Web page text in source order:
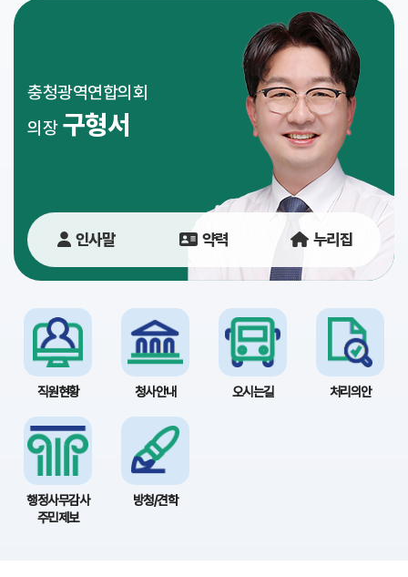
송
참
이
용
안
내
충청광역연합의회
의장 구형서
인사말 약력 누리집
직원현황 청사안내 오시는길 처리의안
행정사무감사
주민제보
방청/견학